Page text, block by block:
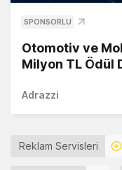
SPONSORLU
Otomotiv ve
Milyon TL Ödül
Adrazzi
Reklam Servisleri